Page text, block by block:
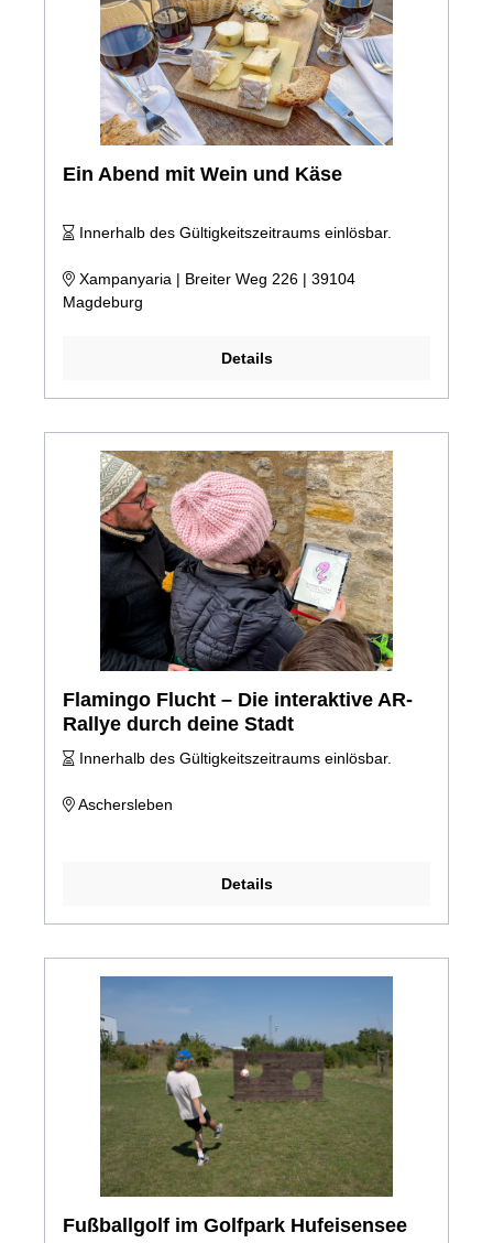
Ein Abend mit Wein und Käse
Innerhalb des Gültigkeitszeitraums einlösbar.
Xampanyaria | Breiter Weg 226 | 39104
Magdeburg
Details
Flamingo Flucht – Die interaktive AR-
Rallye durch deine Stadt
Innerhalb des Gültigkeitszeitraums einlösbar.
Aschersleben
Details
Fußballgolf im Golfpark Hufeisensee